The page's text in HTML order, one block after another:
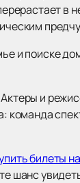
и поиске
и
команда
билеты
шанс